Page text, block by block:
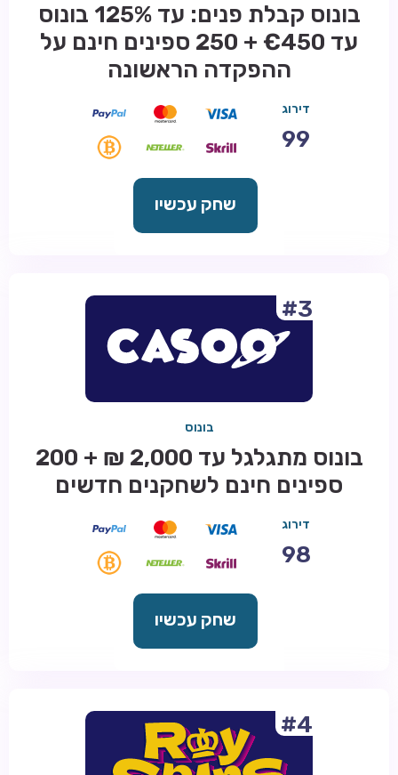
טיפים
בונוס קבלת פנים: עד 125% בונוס
עד €450 + 250 ספינים חינם על
ההפקדה הראשונה
דירוג
99
שחק עכשיו
#3
בונוס
בונוס מתגלגל עד 2,000 ₪ + 200
ספינים חינם לשחקנים חדשים
דירוג
98
שחק עכשיו
#4